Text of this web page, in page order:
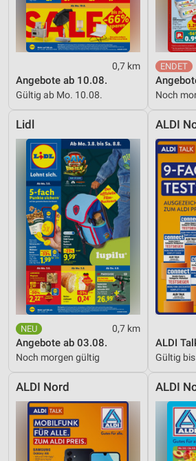
0,7 km
Angebote ab 10.08.
Gültig ab Mo. 10.08. Noch
Lidl
0,7 km
Angebote ab 03.08.
Noch morgen gültig
ALDI
ALDI
Gültig
ALDI Nord ALDI
Verwendung von Profilen zur Auswahl
personalisierter Inhalte
Messung der Werbeleistung
Messung der Performance von Inhalten
Analyse von Zielgruppen durch
Quellen
Entwicklung und Verbesserung der
Verwendung reduzierter Daten zur
Inhalten
IAB-Besonderheiten:
Verwendung genauer Standortdaten
Geräte anhand von aktiv angeforderten
Informationen identifizieren
Nicht-IAB-Verarbeitungszwecke:
Notwendig
Performance
Werbung